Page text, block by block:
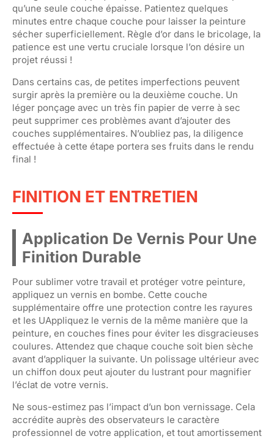
qu’une seule couche épaisse. Patientez quelques
minutes entre chaque couche pour laisser la peinture
sécher superficiellement. Règle d’or dans le bricolage, la
patience est une vertu cruciale lorsque l’on désire un
projet réussi !
Dans certains cas, de petites imperfections peuvent
surgir après la première ou la deuxième couche. Un
léger ponçage avec un très fin papier de verre à sec
peut supprimer ces problèmes avant d’ajouter des
couches supplémentaires. N’oubliez pas, la diligence
effectuée à cette étape portera ses fruits dans le rendu
final !
FINITION ET ENTRETIEN
Application De Vernis Pour Une
Finition Durable
Pour sublimer votre travail et protéger votre peinture,
appliquez un vernis en bombe. Cette couche
supplémentaire offre une protection contre les rayures
et les UAppliquez le vernis de la même manière que la
peinture, en couches fines pour éviter les disgracieuses
coulures. Attendez que chaque couche soit bien sèche
avant d’appliquer la suivante. Un polissage ultérieur avec
un chiffon doux peut ajouter du lustrant pour magnifier
l’éclat de votre vernis.
Ne sous-estimez pas l’impact d’un bon vernissage. Cela
accrédite auprès des observateurs le caractère
professionnel de votre application, et tout amortissement